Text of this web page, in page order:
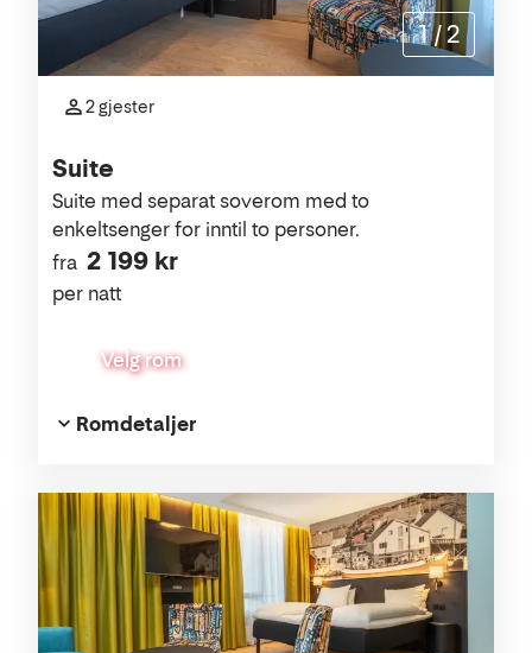
Suite
fra 2 199 kr
per natt
Suite med separat soverom med to
enkeltsenger for inntil to personer.
Velg rom
2 gjester
Romdetaljer
1 /2